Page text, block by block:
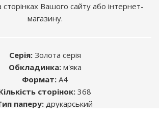
в книгах, Ви знаходите
Вашого сайту або інтернет-
магазину.
Серія:Золота серія
Обкладинка:м'яка
Формат: A4
сторінок:368
паперу:друкарський